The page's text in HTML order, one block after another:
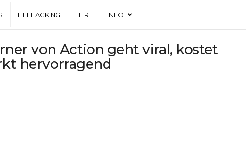
LIFEHACKING TIERE INFO
von Action geht viral, kostet
hervorragend